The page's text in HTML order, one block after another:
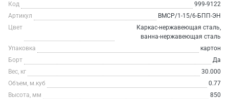
Код
999-9122
Артикул
ВМСР/1-15/6-БПП-ЭН
Цвет
Каркас-нержавеющая сталь,
ванна-нержавеющая сталь
Упаковка
картон
Борт
Да
Вес, кг
30.000
Объем, м.куб
0.77
Высота, мм
850